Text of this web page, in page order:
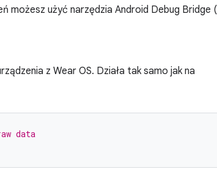
możesz użyć narzędzia Android Debug Bridge (
z Wear OS. Działa tak samo jak na
data